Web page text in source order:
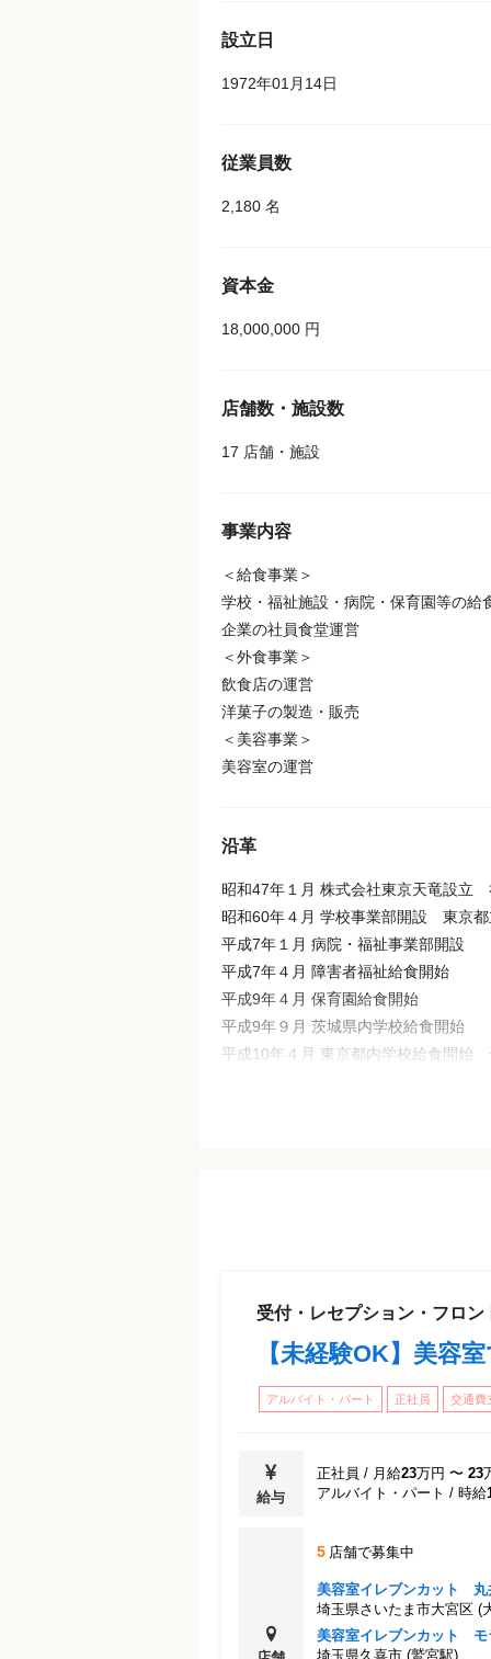
設立日
1972年01月14日
従業員数
2,180 名
資本金
18,000,000 円
店舗数・施設数
17 店舗・施設
事業内容
＜給食事業＞
学校・福祉施設・病院・保育園等の給
企業の社員食堂運営
＜外食事業＞
飲食店の運営
洋菓子の製造・販売
＜美容事業＞
美容室の運営
沿革
昭和47年１月 株式会社東京天竜設立
昭和60年４月 学校事業部開設 東京
平成7年１月 病院・福祉事業部開設
平成7年４月 障害者福祉給食開始
平成9年４月 保育園給食開始
平成9年９月 茨城県内学校給食開始
平成10年４月 東京都内学校給食開始
平成21年４月 栃木県内学校給食開始
平成21年12月 経済産業省『雇用創出
平成22年10月 代表取締役 東 雅臣 就任
平成23年６月 本社移転
平成24年４月 東京都内学校給食栄
平成24年12月 ISO9001／ISO14001認
平成26年３月 イタリアン酒場Esto.開
平成28年３月 農林水産大臣賞受賞
平成29年７月 千葉ジェッツふなばし
令和２年２月 浦和レッドダイヤモン
受付・レセプション・フロン
【未経験OK】美容
アルバイト・パート 正社員 交通費
給与
正社員 / 月給23万円 〜 23
アルバイト・パート / 時給
5 店舗で募集中
美容室イレブンカット 丸
埼玉県さいたま市大宮区 (
美容室イレブンカット モ
埼玉県久喜市 (鷲宮駅)